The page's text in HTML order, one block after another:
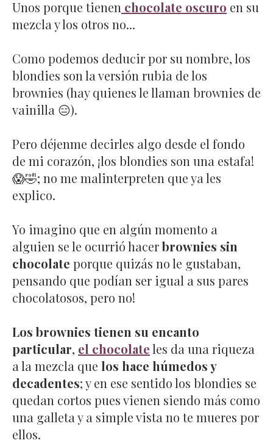
Unos porque tienen chocolate oscuro en su
mezcla y los otros no...
Como podemos deducir por su nombre, los
blondies son la versión rubia de los
brownies (hay quienes le llaman brownies de
vainilla 😑).
Pero déjenme decirles algo desde el fondo
de mi corazón, ¡los blondies son una estafa!
😱🤣; no me malinterpreten que ya les
explico.
Yo imagino que en algún momento a
alguien se le ocurrió hacerbrownies sin
chocolate porque quizás no le gustaban,
pensando que podían ser igual a sus pares
chocolatosos, pero no!
Los brownies tienen su encanto
particular, el chocolateles da una riqueza
a la mezcla que los hace húmedos y
decadentes; y en ese sentido los blondies se
quedan cortos pues vienen siendo más como
una galleta y a simple vista no te mueres por
ellos.